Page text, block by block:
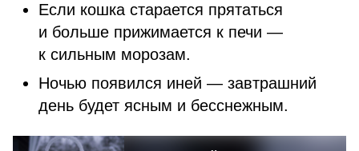
Если кошка старается прятаться
и больше прижимается к печи —
к сильным морозам.
Ночью появился иней — завтрашний
день будет ясным и бесснежным.